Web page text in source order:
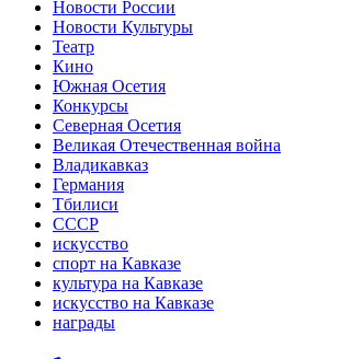
Новости России
Новости Культуры
Театр
Кино
Южная Осетия
Конкурсы
Северная Осетия
Великая Отечественная война
Владикавказ
Германия
Тбилиси
СССР
искусство
спорт на Кавказе
культура на Кавказе
искусство на Кавказе
награды